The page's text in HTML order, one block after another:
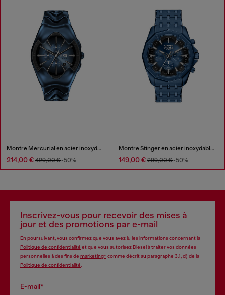
Montre Mercurial en acier inoxydable bleu
214,00 € 429,00 €-50%
Montre Stinger en acier inoxydable bleu
149,00 € 299,00 €-50%
Inscrivez-vous pour recevoir des mises à
jour et des promotions par e-mail
En poursuivant, vous confirmez que vous avez lu les informations concernant la
Politique de confidentialité et que vous autorisez Diesel à traiter vos données
personnelles à des fins de marketing*comme décrit au paragraphe 3.1, d) de la
Politique de confidentialité
E-mail*